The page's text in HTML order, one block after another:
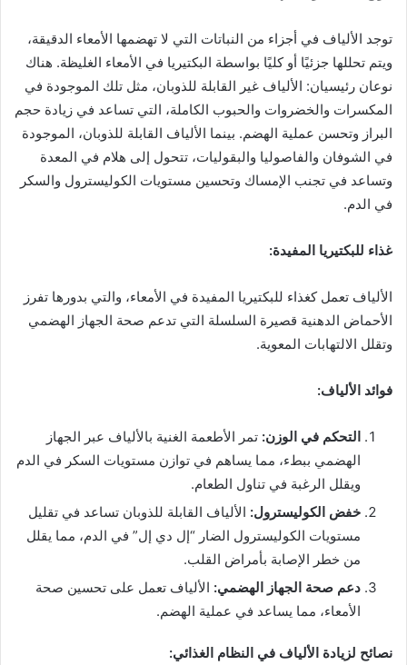
توجد الألياف في أجزاء من النباتات التي لا تهضمها الأمعاء الدقيقة،
ويتم تحللها جزئيًا أو كليًا بواسطة البكتيريا في الأمعاء الغليظة. هناك
نوعان رئيسيان: الألياف غير القابلة للذوبان، مثل تلك الموجودة في
المكسرات والخضروات والحبوب الكاملة، التي تساعد في زيادة حجم
البراز وتحسن عملية الهضم. بينما الألياف القابلة للذوبان، الموجودة
في الشوفان والفاصوليا والبقوليات، تتحول إلى هلام في المعدة
وتساعد في تجنب الإمساك وتحسين مستويات الكوليسترول والسكر
في الدم.
غذاء للبكتيريا المفيدة:
الألياف تعمل كغذاء للبكتيريا المفيدة في الأمعاء، والتي بدورها تفرز
الأحماض الدهنية قصيرة السلسلة التي تدعم صحة الجهاز الهضمي
وتقلل الالتهابات المعوية.
فوائد الألياف:
التحكم في الوزن: تمر الأطعمة الغنية بالألياف عبر الجهاز
الهضمي ببطء، مما يساهم في توازن مستويات السكر في الدم
ويقلل الرغبة في تناول الطعام.
خفض الكوليسترول: الألياف القابلة للذوبان تساعد في تقليل
مستويات الكوليسترول الضار “إل دي إل” في الدم، مما يقلل
من خطر الإصابة بأمراض القلب.
دعم صحة الجهاز الهضمي: الألياف تعمل على تحسين صحة
الأمعاء، مما يساعد في عملية الهضم.
نصائح لزيادة الألياف في النظام الغذائي: